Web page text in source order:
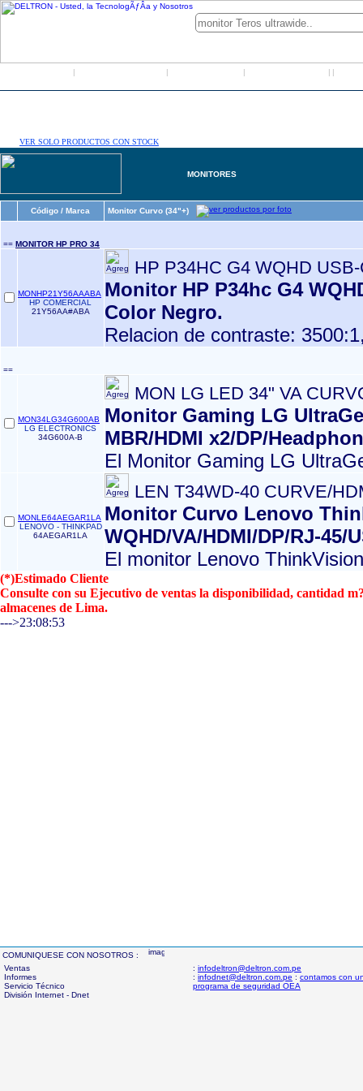
| | | | |
VER SOLO PRODUCTOS CON STOCK
MONITORES
Código / Marca Monitor Curvo (34"+)
== MONITOR HP PRO 34
MONHP21Y56AAABA
HP COMERCIAL
21Y56AA#ABA
HP P34HC G4 WQHD
Monitor HP P34hc G4
Color Negro.
Relacion de contraste:
==
MON34LG34G600AB
LG ELECTRONICS
34G600A-B
MON LG LED 34" VA
Monitor Gaming LG
MBR/HDMI x2/DP/
El Monitor Gaming LG
MONLE64AEGAR1LA
LENOVO - THINKPAD
64AEGAR1LA
LEN T34WD-40 CURVE/
Monitor Curvo Lenovo
WQHD/VA/HDMI/DP/RJ-45/
El monitor Lenovo
(*)Estimado Cliente
Consulte con su Ejecutivo de ventas la disponibilidad, cantidad
almacenes de Lima.
--->23:08:53
COMUNIQUESE CON NOSOTROS :
Ventas
Informes
Servicio Técnico
División Internet - Dnet
: infodeltron@deltron.com.pe
: infodnet@deltron.com.pe : contamos con
programa de seguridad OEA